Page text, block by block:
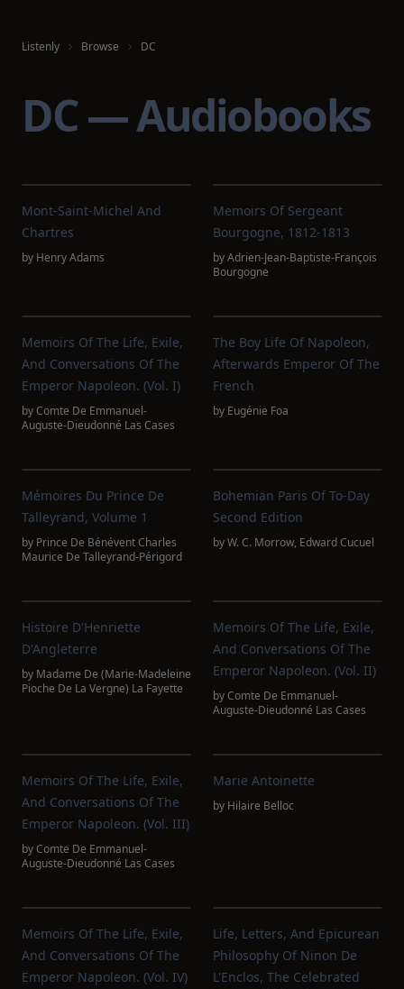
Listenly Browse DC
DC — Audiobooks
Mont-Saint-Michel And
Chartres
by Henry Adams
Memoirs Of Sergeant
Bourgogne, 1812-1813
byAdrien-Jean-Baptiste-François
Bourgogne
Memoirs Of The Life, Exile,
And Conversations Of The
Emperor Napoleon. (Vol. I)
byComte De Emmanuel-
Auguste-Dieudonné Las Cases
The Boy Life Of Napoleon,
Afterwards Emperor Of The
French
by Eugénie Foa
Mémoires Du Prince De
Talleyrand, Volume 1
by Prince De Bénévent Charles
Maurice De Talleyrand-Périgord
Bohemian Paris Of To-Day
Second Edition
byW. C. Morrow, Edward Cucuel
Histoire D'Henriette
D'Angleterre
by Madame De (Marie-Madeleine
Pioche De La Vergne) La Fayette
Memoirs Of The Life, Exile,
And Conversations Of The
Emperor Napoleon. (Vol. II)
byComte De Emmanuel-
Auguste-Dieudonné Las Cases
Memoirs Of The Life, Exile,
And Conversations Of The
Emperor Napoleon. (Vol. III)
byComte De Emmanuel-
Auguste-Dieudonné Las Cases
Marie Antoinette
by Hilaire Belloc
Memoirs Of The Life, Exile,
And Conversations Of The
Emperor Napoleon. (Vol. IV)
Life, Letters, And Epicurean
Philosophy Of Ninon De
L'Enclos, The Celebrated